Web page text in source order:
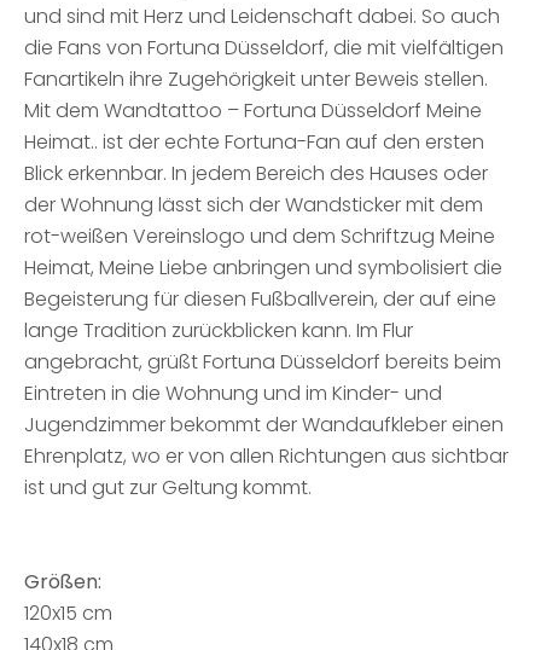
und sind mit Herz und Leidenschaft dabei. So auch
die Fans von Fortuna Düsseldorf, die mit vielfältigen
Fanartikeln ihre Zugehörigkeit unter Beweis stellen.
Mit dem Wandtattoo – Fortuna Düsseldorf Meine
Heimat.. ist der echte Fortuna-Fan auf den ersten
Blick erkennbar. In jedem Bereich des Hauses oder
der Wohnung lässt sich der Wandsticker mit dem
rot-weißen Vereinslogo und dem Schriftzug Meine
Heimat, Meine Liebe anbringen und symbolisiert die
Begeisterung für diesen Fußballverein, der auf eine
lange Tradition zurückblicken kann. Im Flur
angebracht, grüßt Fortuna Düsseldorf bereits beim
Eintreten in die Wohnung und im Kinder- und
Jugendzimmer bekommt der Wandaufkleber einen
Ehrenplatz, wo er von allen Richtungen aus sichtbar
ist und gut zur Geltung kommt.
Größen:
120x15 cm